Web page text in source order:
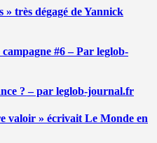
très dégagé de Yannick
#6 – Par leglob-
? – par leglob-journal.fr
valoir » écrivait Le Monde en